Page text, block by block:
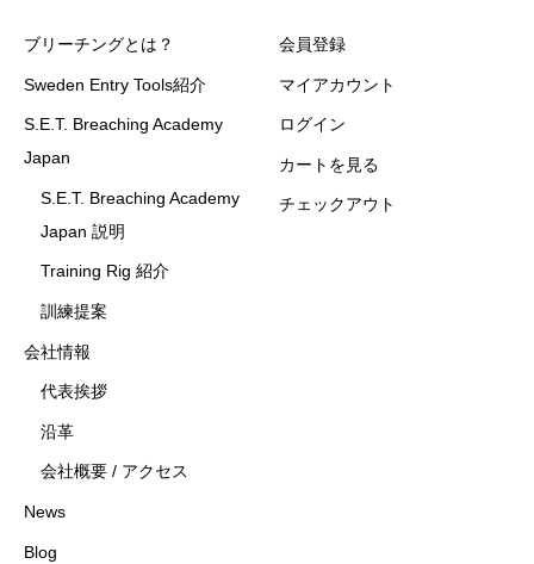
ブリーチングとは？
Sweden Entry Tools紹介
S.E.T. Breaching Academy
Japan
S.E.T. Breaching Academy
Japan 説明
Training Rig 紹介
訓練提案
会社情報
代表挨拶
沿革
会社概要 / アクセス
News
Blog
会員登録
マイアカウント
ログイン
カートを見る
チェックアウト